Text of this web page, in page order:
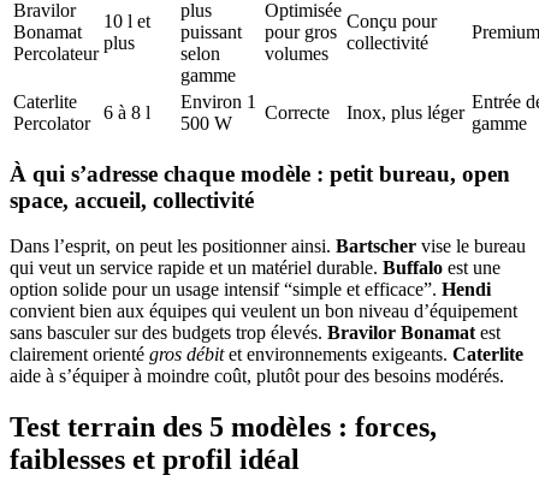
Bravilor
Bonamat
Percolateur
10 l et
plus
plus
puissant
selon
gamme
Optimisée
pour gros
volumes
Conçu pour
collectivité
Premium
Caterlite
Percolator
6 à 8 l
Environ 1
500 W
Correcte Inox, plus léger
Entrée
gamme
À qui s’adresse chaque modèle : petit bureau, open
space, accueil, collectivité
Dans l’esprit, on peut les positionner ainsi. Bartscher vise le bureau
qui veut un service rapide et un matériel durable. Buffalo est une
option solide pour un usage intensif “simple et efficace”. Hendi
convient bien aux équipes qui veulent un bon niveau d’équipement
sans basculer sur des budgets trop élevés. Bravilor Bonamatest
clairement orienté gros débitet environnements exigeants. Caterlite
aide à s’équiper à moindre coût, plutôt pour des besoins modérés.
Test terrain des 5 modèles : forces,
faiblesses et profil idéal